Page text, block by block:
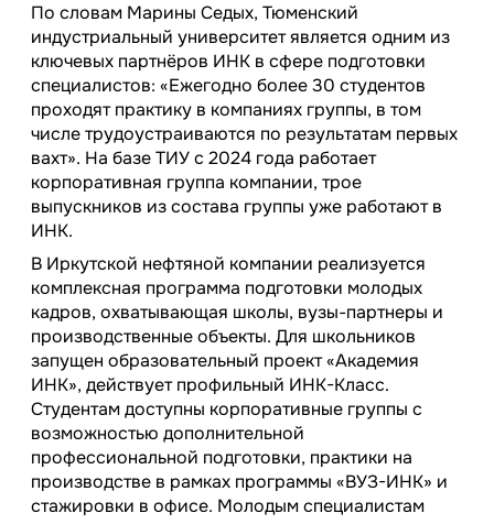
По словам Марины Седых, Тюменский
индустриальный университет является одним из
ключевых партнёров ИНК в сфере подготовки
специалистов: «Ежегодно более 30 студентов
проходят практику в компаниях группы, в том
числе трудоустраиваются по результатам первых
вахт». На базе ТИУ с 2024 года работает
корпоративная группа компании, трое
выпускников из состава группы уже работают в
ИНК.
В Иркутской нефтяной компании реализуется
комплексная программа подготовки молодых
кадров, охватывающая школы, вузы-партнеры и
производственные объекты. Для школьников
запущен образовательный проект «Академия
ИНК», действует профильный ИНК-Класс.
Студентам доступны корпоративные группы с
возможностью дополнительной
профессиональной подготовки, практики на
производстве в рамках программы «ВУЗ-ИНК» и
стажировки в офисе. Молодым специалистам